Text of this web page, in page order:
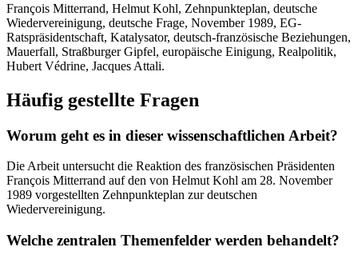
François Mitterrand, Helmut Kohl, Zehnpunkteplan, deutsche
Wiedervereinigung, deutsche Frage, November 1989, EG-
Ratspräsidentschaft, Katalysator, deutsch-französische Beziehungen,
Mauerfall, Straßburger Gipfel, europäische Einigung, Realpolitik,
Hubert Védrine, Jacques Attali.
Häufig gestellte Fragen
Worum geht es in dieser wissenschaftlichen Arbeit?
Die Arbeit untersucht die Reaktion des französischen Präsidenten
François Mitterrand auf den von Helmut Kohl am 28. November
1989 vorgestellten Zehnpunkteplan zur deutschen
Wiedervereinigung.
Welche zentralen Themenfelder werden behandelt?